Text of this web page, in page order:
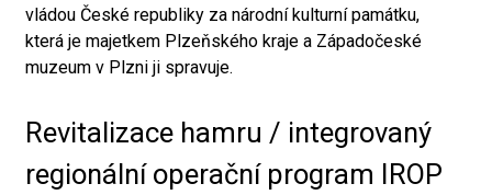
vládou České republiky za národní kulturní památku,
která je majetkem Plzeňského kraje a Západočeské
muzeum v Plzni ji spravuje.
Revitalizace hamru / integrovaný
regionální operační program IROP